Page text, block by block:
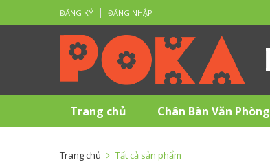
ĐĂNG KÝ ĐĂNG NHẬP
Trang chủ Chân Bàn Văn Phòng
Trang chủ Tất cả sản phẩm